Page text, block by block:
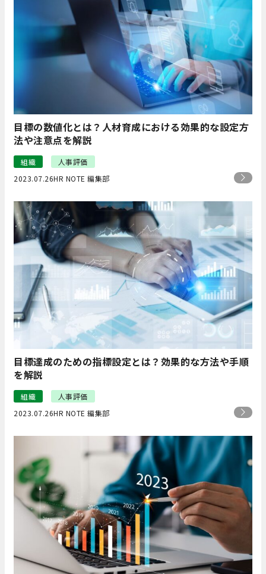
目標の数値化とは？人材育成における効果的な設定方
法や注意点を解説
組織
人事評価
2023.07.26HR NOTE 編集部
目標達成のための指標設定とは？効果的な方法や手順
を解説
組織
人事評価
2023.07.26HR NOTE 編集部